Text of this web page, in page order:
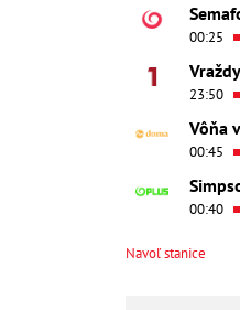
00:25
23:50
Vôňa
00:45
00:40
Navoľ stanice